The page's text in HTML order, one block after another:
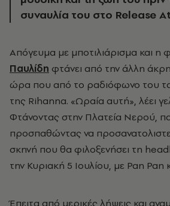
συναυλία του στο Release
Aπόγευμα με μποτιλιάρισμα και
Παυλίδη φτάνει από την άλλη
ώρα που από το ραδιόφωνο του
της Rihanna. «Ωραία αυτή», λέει
Φτάνοντας στην Πλατεία Νερού,
προσπαθώντας να
σκηνή που θα φιλοξενήσει τη
την Κυριακή 5 Ιουλίου, με Pan Pan
Έπειτα από μερικές λήψεις και